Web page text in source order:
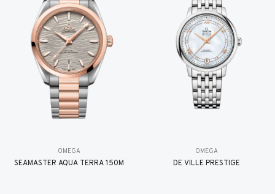
OMEGA
SEAMASTER AQUA TERRA 150M
OMEGA
DE VILLE PRESTIGE